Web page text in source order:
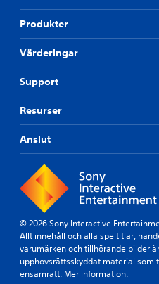
Produkter
Värderingar
Support
Resurser
Anslut
© 2026 Sony Interactive
Allt innehåll och alla speltitlar,
varumärken och tillhörande bilder
upphovsrättsskyddat material som
ensamrätt. Mer information.